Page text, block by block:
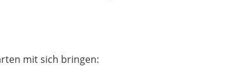
mit sich bringen: